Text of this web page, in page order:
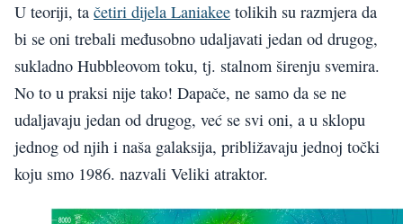
U teoriji, ta četiri dijela Laniakee tolikih su razmjera da
bi se oni trebali međusobno udaljavati jedan od drugog,
sukladno Hubbleovom toku, tj. stalnom širenju svemira.
No to u praksi nije tako! Dapače, ne samo da se ne
udaljavaju jedan od drugog, već se svi oni, a u sklopu
jednog od njih i naša galaksija, približavaju jednoj točki
koju smo 1986. nazvali Veliki atraktor.